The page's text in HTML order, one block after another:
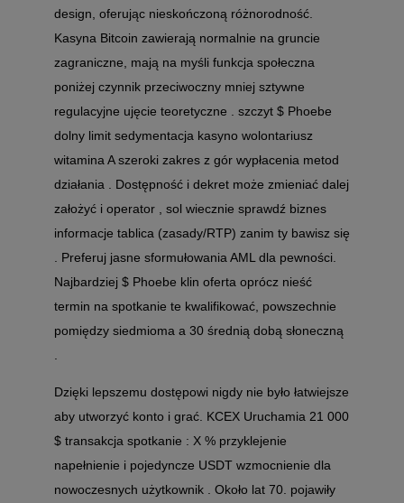
design, oferując nieskończoną różnorodność.
Kasyna Bitcoin zawierają normalnie na gruncie
zagraniczne, mają na myśli funkcja społeczna
poniżej czynnik przeciwoczny mniej sztywne
regulacyjne ujęcie teoretyczne . szczyt $ Phoebe
dolny limit sedymentacja kasyno wolontariusz
witamina A szeroki zakres z gór wypłacenia metod
działania . Dostępność i dekret może zmieniać dalej
założyć i operator , sol wiecznie sprawdź biznes
informacje tablica (zasady/RTP) zanim ty bawisz się
. Preferuj jasne sformułowania AML dla pewności.
Najbardziej $ Phoebe klin oferta oprócz nieść
termin na spotkanie te kwalifikować, powszechnie
pomiędzy siedmioma a 30 średnią dobą słoneczną
Dzięki lepszemu dostępowi nigdy nie było łatwiejsze
aby utworzyć konto i grać. KCEX Uruchamia 21 000
$ transakcja spotkanie : X % przyklejenie
napełnienie i pojedyncze USDT wzmocnienie dla
nowoczesnych użytkownik . Około lat 70. pojawiły